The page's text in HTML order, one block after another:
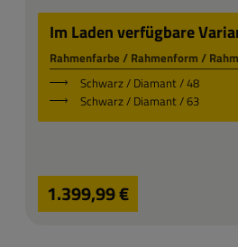
hochwertigenScheibenbremsen
Sicherheit und präzise Kontrolle –
Geschwindigkeiten.
Robust, komfortabel und auf
70 evo bietet Ihnen erstklassige
Ausfahrten und anspruchsvolle
Die Unterschiedlichen Farbvarianten
Laden bewundern!
Im Laden verfügbare
Rahmenfarbe / Rahmenform /
Schwarz / Diamant / 48
Schwarz / Diamant / 63
Regulärer Preis:
1.399,99 €